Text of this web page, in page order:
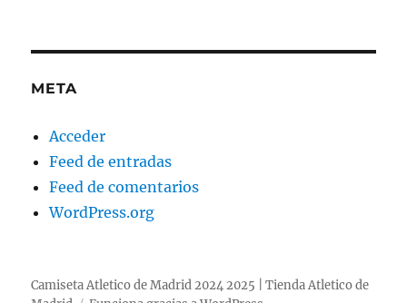
META
Acceder
Feed de entradas
Feed de comentarios
WordPress.org
Camiseta Atletico de Madrid 2024 2025 | Tienda Atletico de